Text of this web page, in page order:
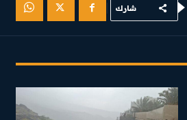
شارك